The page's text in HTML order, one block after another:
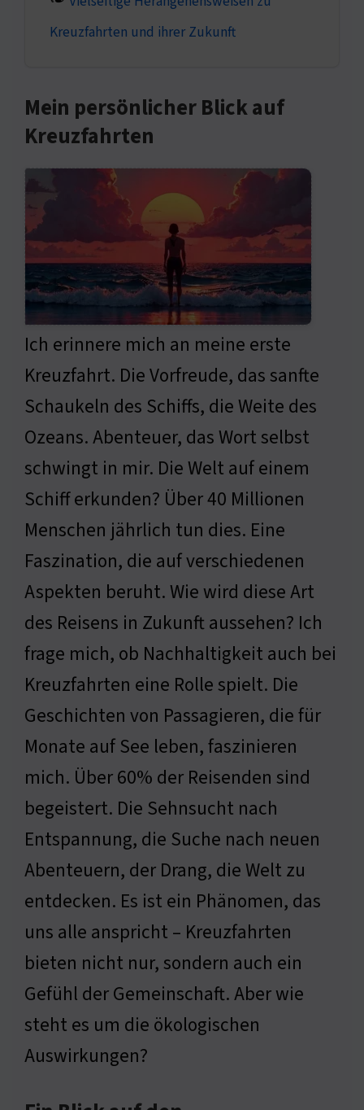
Kreuzfahrten und ihrer Zukunft
Mein persönlicher Blick auf
Kreuzfahrten
Ich erinnere mich an meine erste
Kreuzfahrt. Die Vorfreude, das sanfte
Schaukeln des Schiffs, die Weite des
Ozeans. Abenteuer, das Wort selbst
schwingt in mir. Die Welt auf einem
Schiff erkunden? Über 40 Millionen
Menschen jährlich tun dies. Eine
Faszination, die auf verschiedenen
Aspekten beruht. Wie wird diese Art
des Reisens in Zukunft aussehen? Ich
frage mich, ob Nachhaltigkeit auch bei
Kreuzfahrten eine Rolle spielt. Die
Geschichten von Passagieren, die für
Monate auf See leben, faszinieren
mich. Über 60% der Reisenden sind
begeistert. Die Sehnsucht nach
Entspannung, die Suche nach neuen
Abenteuern, der Drang, die Welt zu
entdecken. Es ist ein Phänomen, das
uns alle anspricht – Kreuzfahrten
bieten nicht nur, sondern auch ein
Gefühl der Gemeinschaft. Aber wie
steht es um die ökologischen
Auswirkungen?